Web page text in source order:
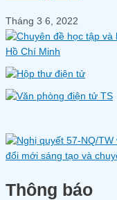
Tháng 3 6, 2022
Thông báo